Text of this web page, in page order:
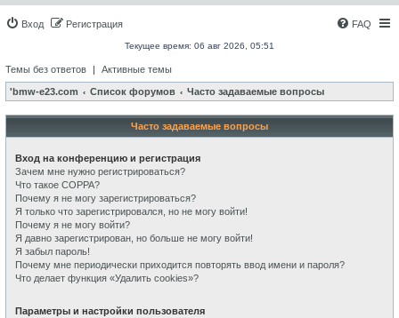
Вход Регистрация FAQ
Текущее время: 06 авг 2026, 05:51
Темы без ответов | Активные темы
'bmw-e23.com Список форумов Часто задаваемые вопросы
Часто задаваемые вопросы
Вход на конференцию и регистрация
Зачем мне нужно регистрироваться?
Что такое COPPA?
Почему я не могу зарегистрироваться?
Я только что зарегистрировался, но не могу войти!
Почему я не могу войти?
Я давно зарегистрирован, но больше не могу войти!
Я забыл пароль!
Почему мне периодически приходится повторять ввод имени и пароля?
Что делает функция «Удалить cookies»?
Параметры и настройки пользователя